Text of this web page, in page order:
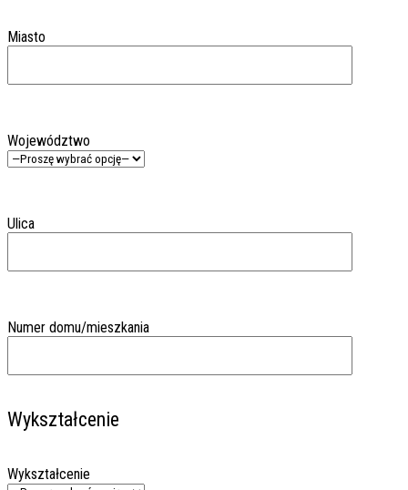
Miasto
Województwo
Ulica
Numer domu/mieszkania
Wykształcenie
Wykształcenie